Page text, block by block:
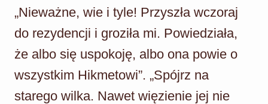
„Nieważne, wie i tyle! Przyszła wczoraj
do rezydencji i groziła mi. Powiedziała,
że albo się uspokoję, albo ona powie o
wszystkim Hikmetowi”. „Spójrz na
starego wilka. Nawet więzienie jej nie